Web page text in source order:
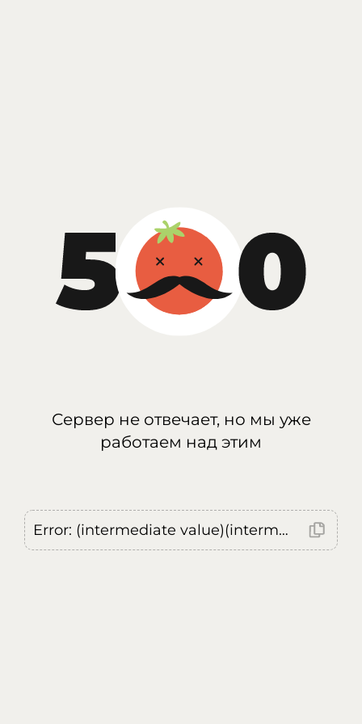
Сервер не отвечает, но мы уже
работаем над этим
Error: (intermediate value)(intermediate value)(intermediate value).replaceAll is not a function